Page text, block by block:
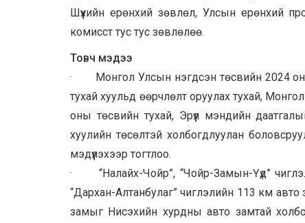
Шүүхийн ерөнхий зөвлөл, Улсын ерөнхий
комисст тус тус зөвлөлөө.
Товч мэдээ
· Монгол Улсын нэгдсэн төсвийн 2024
тухай хуульд өөрчлөлт оруулах тухай,
оны төсвийн тухай, Эрүүл мэндийн
хуулийн төсөлтэй холбогдлуулан
мэдүүлэхээр тогтлоо.
· “Налайх-Чойр”, “Чойр-Замын-Үүд”
“Дархан-Алтанбулаг” чиглэлийн 113 км
замыг Нисэхийн хурдны авто замтай